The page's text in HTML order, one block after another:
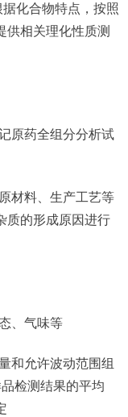
化合物特点，按照
供相关理化性质测
原药全组分分析试
材料、生产工艺等
质的形成原因进行
、气味等
和允许波动范围组
检测结果的平均